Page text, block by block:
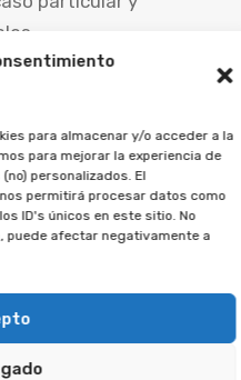
para almacenar y/o acceder a la
para mejorar la experiencia de
personalizados. El
permitirá procesar datos como
ID's únicos en este sitio. No
puede afectar negativamente a
para los
su
únete a la asociación,
Abusivos